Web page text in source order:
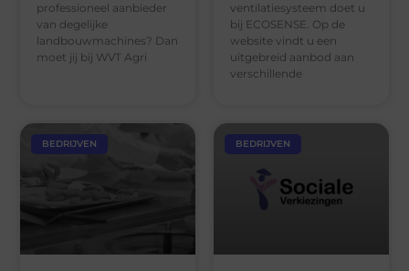
professioneel aanbieder
van degelijke
landbouwmachines? Dan
moet jij bij WVT Agri
ventilatiesysteem doet u
bij ECOSENSE. Op de
website vindt u een
uitgebreid aanbod aan
verschillende
BEDRIJVEN BEDRIJVEN